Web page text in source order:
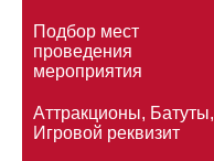
Подбор мест
проведения
мероприятия
Аттракционы, Батуты,
Игровой реквизит